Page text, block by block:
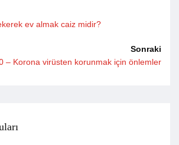
ev almak caiz midir?
Sonraki
– Korona virüsten korunmak için önlemler